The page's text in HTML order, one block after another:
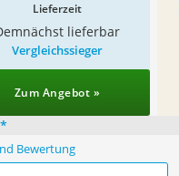
Lieferzeit
lieferbar
Vergleichssieger
Zum Angebot »
*
Bewertung